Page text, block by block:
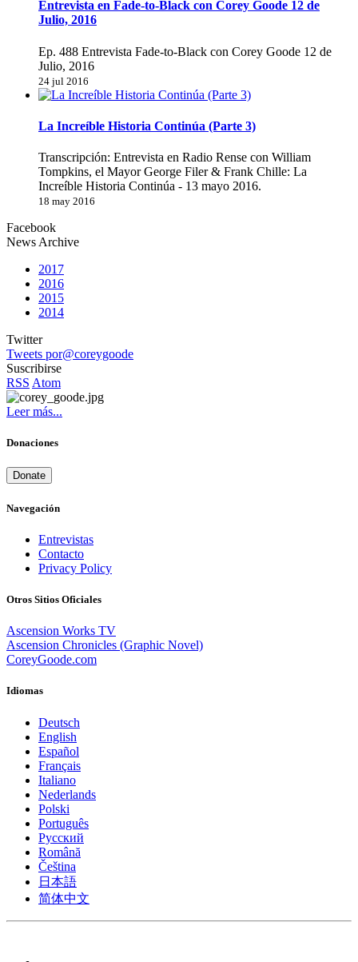
Entrevista en Fade-to-Black con Corey Goode 12 de
Julio, 2016
Ep. 488 Entrevista Fade-to-Black con Corey Goode 12 de
Julio, 2016
24 jul 2016
La Increíble Historia Continúa (Parte 3)
Transcripción: Entrevista en Radio Rense con William
Tompkins, el Mayor George Filer & Frank Chille: La
Increíble Historia Continúa - 13 mayo 2016.
18 may 2016
Facebook
News Archive
2017
2016
2015
2014
Twitter
Tweets por@coreygoode
Suscribirse
RSS Atom
Leer más...
Donaciones
Donate
Navegación
Entrevistas
Contacto
Privacy Policy
Otros Sitios Oficiales
Ascension Works TV
Ascension Chronicles (Graphic Novel)
CoreyGoode.com
Idiomas
Deutsch
English
Español
Français
Italiano
Nederlands
Polski
Português
Pусский
Română
Čeština
日本語
简体中文